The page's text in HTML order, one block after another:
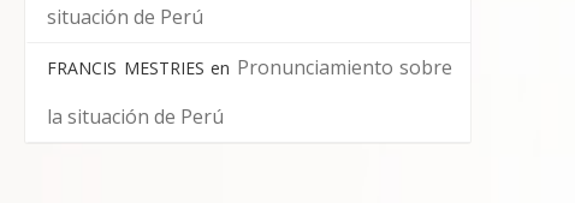
situación de Perú
FRANCIS MESTRIES en Pronunciamiento sobre
la situación de Perú